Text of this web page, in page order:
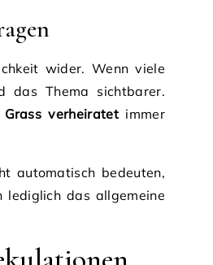
wider. Wenn viele
das Thema sichtbarer.
verheiratet immer
automatisch bedeuten,
lediglich das allgemeine